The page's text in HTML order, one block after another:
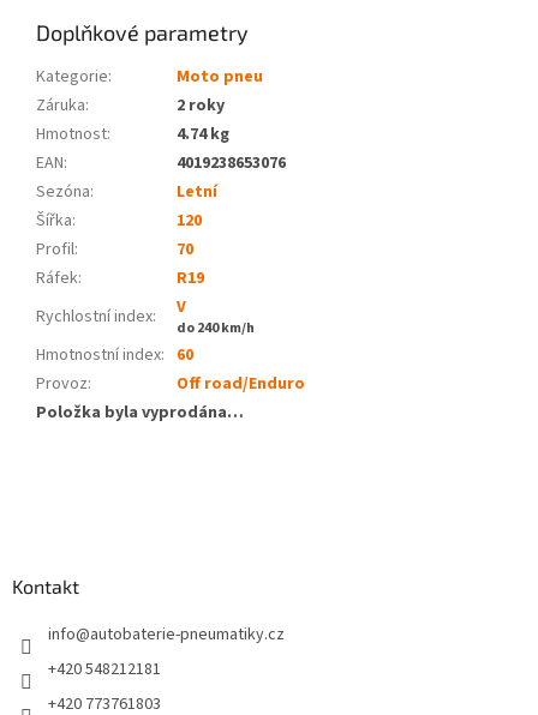
Doplňkové parametry
Kategorie:
Moto pneu
Záruka:
2 roky
Hmotnost:
4.74 kg
EAN:
4019238653076
Sezóna:
Letní
Šířka:
120
Profil:
70
Ráfek:
R19
Rychlostní index:
V
do 240 km/h
Hmotnostní index: 60
Provoz:
Off road/Enduro
Položka byla vyprodána…
Kontakt
info@autobaterie-pneumatiky.cz
+420 548212181
+420 773761803